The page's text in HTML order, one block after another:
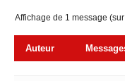
Affichage de 1 message
Auteur